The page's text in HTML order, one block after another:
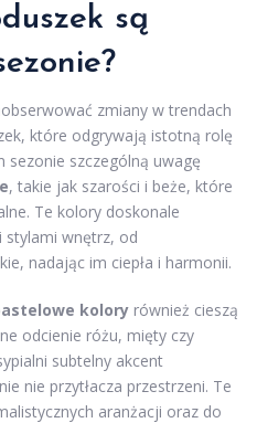
są
zmiany w trendach
które odgrywają istotną rolę
sezonie szczególną uwagę
, takie jak szarości i beże, które
Te kolory doskonale
wnętrz, od
nadając im ciepła i harmonii.
kolory również cieszą
odcienie różu, mięty czy
subtelny akcent
nie przytłacza przestrzeni. Te
aranżacji oraz do